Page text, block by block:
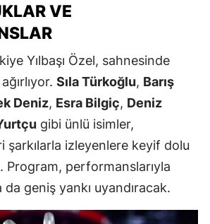
VE
Yılbaşı Özel, sahnesinde
Sıla Türkoğlu, Barış
Deniz, Esra Bilgiç, Deniz
gibi ünlü isimler,
şarkılarla izleyenlere keyif dolu
Program, performanslarıyla
geniş yankı uyandıracak.